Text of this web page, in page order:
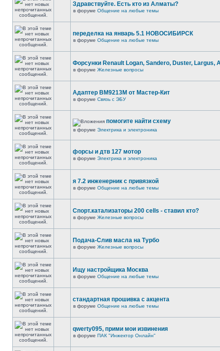
Здравствуйте. Есть кто из Алматы?
в форуме Общение на любые темы
переделка на январь 5.1 НОВОСИБИРСК
в форуме Общение на любые темы
Форсунки Renault Logan, Sandero, Duster, Largus,
в форуме Железные вопросы
Адаптер BM9213M от Мастер-Кит
в форуме Связь с ЭБУ
помогите найти схему
в форуме Электрика и электроника
форсы и дтв 127 мотор
в форуме Электрика и электроника
я 7.2 инженерник с привязкой
в форуме Общение на любые темы
Спорт.катализаторы 200 cells - ставил кто?
в форуме Железные вопросы
Подача-Слив масла на Турбо
в форуме Железные вопросы
Ищу настройщика Москва
в форуме Общение на любые темы
стандартная прошивка с акцента
в форуме Общение на любые темы
qwerty095, прими мои извинения
в форуме ПАК "Инжектор Онлайн"